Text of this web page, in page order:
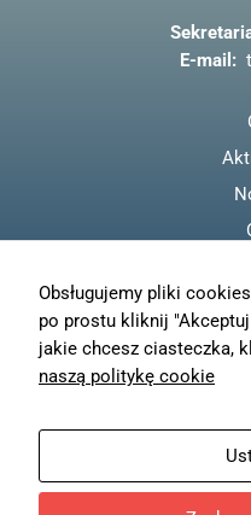
E-mail:
Obsługujemy pliki
po prostu kliknij
jakie chcesz ciasteczka,
naszą politykę cookie